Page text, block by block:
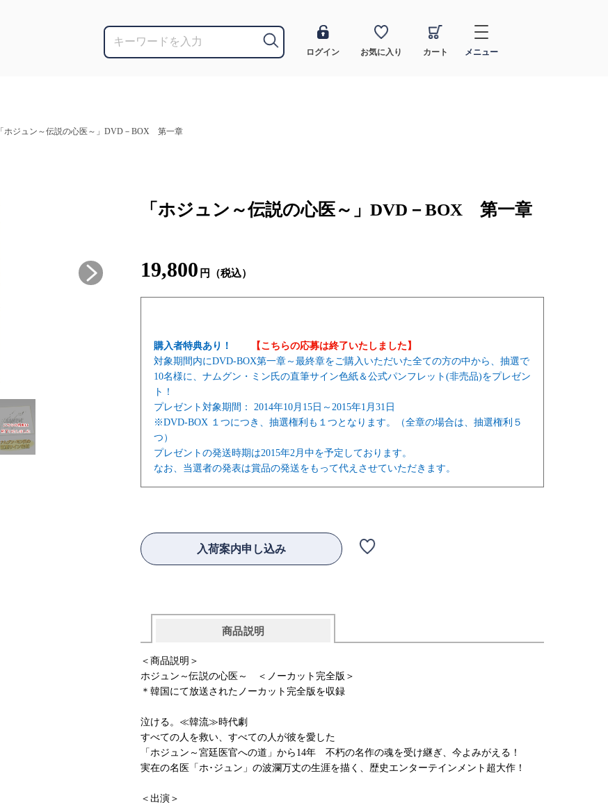
ログイン お気に入り カート メニュー
「ホジュン～伝説の心医～」DVD－BOX 第一章
「ホジュン～伝説の心医～」DVD－BOX 第一章
19,800 円（税込）
購入者特典あり！
【こちらの応募は終了いたしました】
対象期間内にDVD-BOX第一章～最終章をご購入いただいた全ての方の中から、抽選で
10名様に、ナムグン・ミン氏の直筆サイン色紙＆公式パンフレット(非売品)をプレゼン
ト！
プレゼント対象期間： 2014年10月15日～2015年1月31日
※DVD-BOX １つにつき、抽選権利も１つとなります。（全章の場合は、抽選権利５
つ）
プレゼントの発送時期は2015年2月中を予定しております。
なお、当選者の発表は賞品の発送をもって代えさせていただきます。
入荷案内申し込み
商品説明
＜商品説明＞
ホジュン～伝説の心医～ ＜ノーカット完全版＞
＊韓国にて放送されたノーカット完全版を収録
泣ける。≪韓流≫時代劇
すべての人を救い、すべての人が彼を愛した
「ホジュン～宮廷医官への道」から14年 不朽の名作の魂を受け継ぎ、今よみがえる！
実在の名医「ホ･ジュン」の波瀾万丈の生涯を描く、歴史エンターテインメント超大作！
＜出演＞